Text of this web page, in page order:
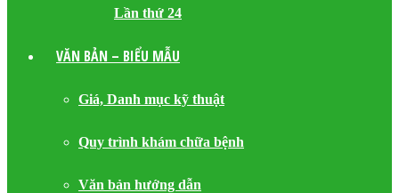
Lần thứ 24
VĂN BẢN – BIỂU MẪU
Giá, Danh mục kỹ thuật
Quy trình khám chữa bệnh
Văn bản hướng dẫn